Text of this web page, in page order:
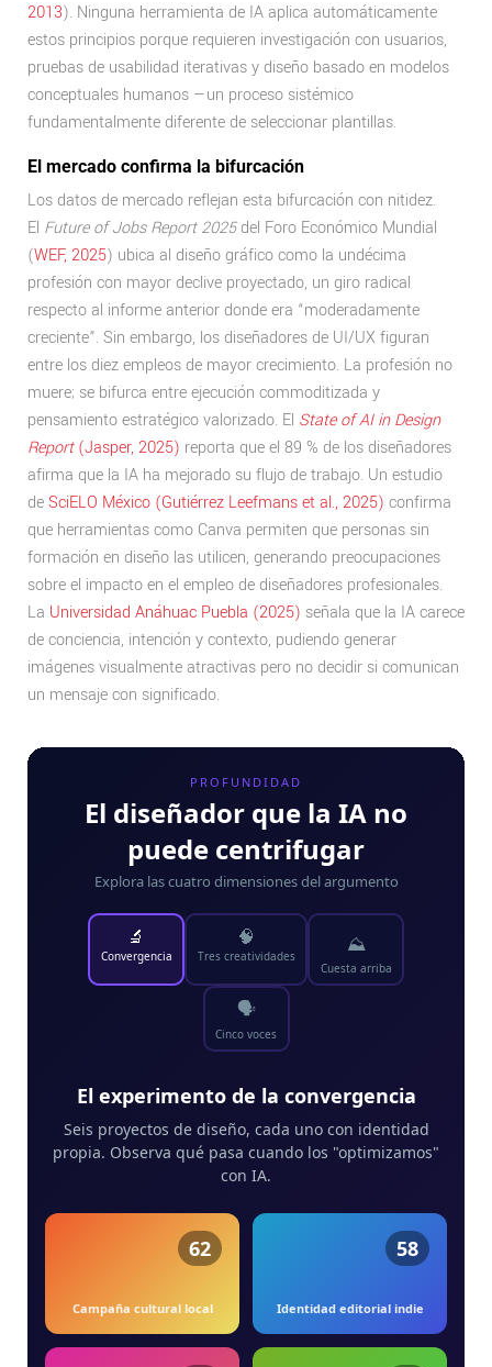
2013). Ninguna herramienta de IA aplica automáticamente
estos principios porque requieren investigación con usuarios,
pruebas de usabilidad iterativas y diseño basado en modelos
conceptuales humanos —un proceso sistémico
fundamentalmente diferente de seleccionar plantillas.
El mercado confirma la bifurcación
Los datos de mercado reflejan esta bifurcación con nitidez.
El Future of Jobs Report 2025del Foro Económico Mundial
(WEF, 2025) ubica al diseño gráfico como la undécima
profesión con mayor declive proyectado, un giro radical
respecto al informe anterior donde era “moderadamente
creciente”. Sin embargo, los diseñadores de UI/UX figuran
entre los diez empleos de mayor crecimiento. La profesión no
muere; se bifurca entre ejecución commoditizada y
pensamiento estratégico valorizado. El State of AI in Design
Report(Jasper, 2025) reporta que el 89 % de los diseñadores
afirma que la IA ha mejorado su flujo de trabajo. Un estudio
deSciELO México (Gutiérrez Leefmans et al., 2025) confirma
que herramientas como Canva permiten que personas sin
formación en diseño las utilicen, generando preocupaciones
sobre el impacto en el empleo de diseñadores profesionales.
La Universidad Anáhuac Puebla (2025) señala que la IA carece
de conciencia, intención y contexto, pudiendo generar
imágenes visualmente atractivas pero no decidir si comunican
un mensaje con significado.